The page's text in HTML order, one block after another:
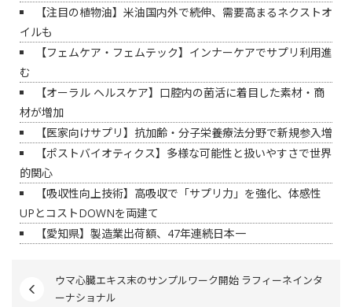
【注目の植物油】米油国内外で続伸、需要高まるネクストオ
イルも
【フェムケア・フェムテック】インナーケアでサプリ利用進
む
【オーラル ヘルスケア】口腔内の菌活に着目した素材・商
材が増加
【医家向けサプリ】抗加齢・分子栄養療法分野で新規参入増
【ポストバイオティクス】多様な可能性と扱いやすさで世界
的関心
【吸収性向上技術】高吸収で「サプリ力」を強化、体感性
UPとコストDOWNを両建て
【愛知県】製造業出荷額、47年連続日本一
ウマ心臓エキス末のサンプルワーク開始 ラフィーネインタ
ーナショナル